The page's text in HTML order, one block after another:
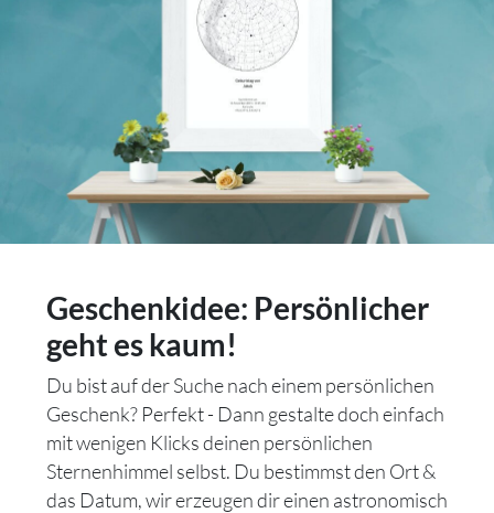
Geschenkidee: Persönlicher
geht es kaum!
Du bist auf der Suche nach einem persönlichen
Geschenk? Perfekt - Dann gestalte doch einfach
mit wenigen Klicks deinen persönlichen
Sternenhimmel selbst. Du bestimmst den Ort &
das Datum, wir erzeugen dir einen astronomisch